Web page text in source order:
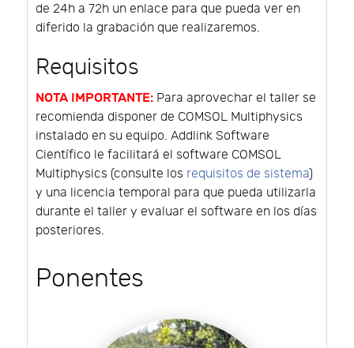
de 24h a 72h un enlace para que pueda ver en
diferido la grabación que realizaremos.
Requisitos
NOTA IMPORTANTE: Para aprovechar el taller se
recomienda disponer de COMSOL Multiphysics
instalado en su equipo. Addlink Software
Científico le facilitará el software COMSOL
Multiphysics (consulte los requisitos de sistema)
y una licencia temporal para que pueda utilizarla
durante el taller y evaluar el software en los días
posteriores.
Ponentes